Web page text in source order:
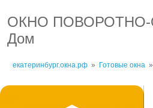
ОКНО ПОВОРОТНО-
Дом
екатеринбург.окна.рф » Готовые окна »